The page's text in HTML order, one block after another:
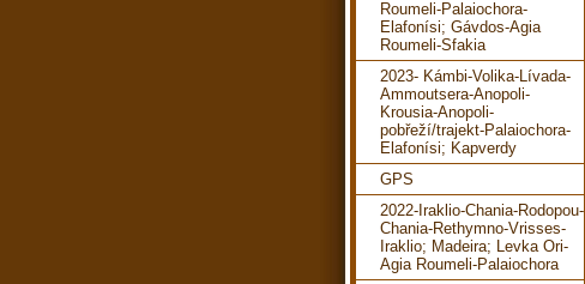
Roumeli-Palaiochora-
Elafonísi; Gávdos-Agia
Roumeli-Sfakia
2023- Kámbi-Volika-Lívada-
Ammoutsera-Anopoli-
Krousia-Anopoli-
pobřeží/trajekt-Palaiochora-
Elafonísi; Kapverdy
GPS
2022-Iraklio-Chania-Rodopou-
Chania-Rethymno-Vrisses-
Iraklio; Madeira; Levka Ori-
Agia Roumeli-Palaiochora